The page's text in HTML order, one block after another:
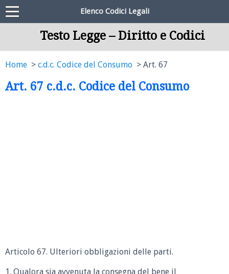
Elenco Codici Legali
Testo Legge – Diritto e Codici
Home c.d.c. Codice del Consumo Art. 67
Art. 67 c.d.c. Codice del Consumo
Articolo 67. Ulteriori obbligazioni delle parti.
1. Qualora sia avvenuta la consegna del bene il